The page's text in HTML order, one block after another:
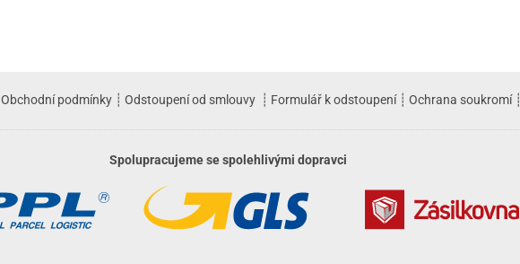
Obchodní podmínky ┊ Odstoupení od smlouvy ┊ Formulář k odstoupení┊ Ochrana soukromí┊
Spolupracujeme se spolehlivými dopravci